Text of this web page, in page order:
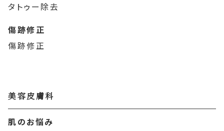
タトゥー除去
傷跡修正
傷跡修正
美容皮膚科
肌のお悩み